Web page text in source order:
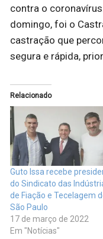
contra o
domingo, foi o
castração que
segura e rápida,
Relacionado
Guto Issa recebe
do Sindicato das
de Fiação e Tecelagem
São Paulo
17 de março de 2022
Em "Notícias"